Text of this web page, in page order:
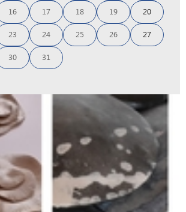
16 17 18 19 20
23 24 25 26 27
30 31